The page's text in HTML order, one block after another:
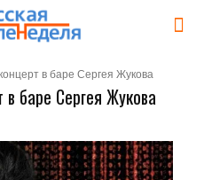
в баре Сергея Жукова
баре Сергея Жукова